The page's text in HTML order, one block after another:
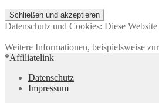
Datenschutz und Cookies: Diese
Weitere Informationen, beispielsweise
*Affiliatelink
Datenschutz
Impressum